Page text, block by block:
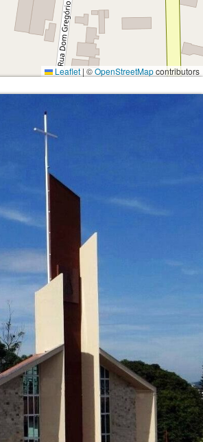
Leaflet | ©OpenStreetMapcontributors